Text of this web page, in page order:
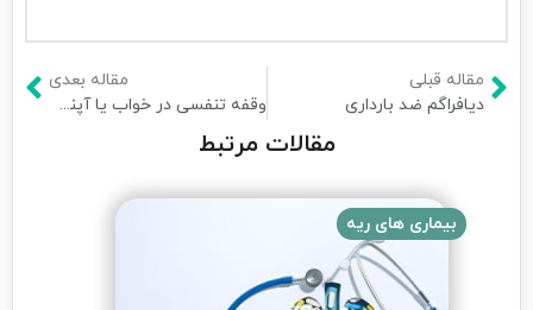
مقاله قبلی
دیافراگم ضد بارداری
مقاله بعدی
وقفه تنفسی در خواب یا آپنه خواب
مقالات مرتبط
بیماری های ریه